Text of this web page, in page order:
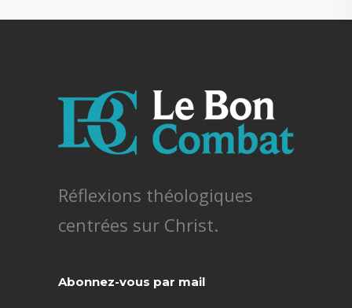
Réflexions théologiques
centrées sur Christ.
Abonnez-vous par mail